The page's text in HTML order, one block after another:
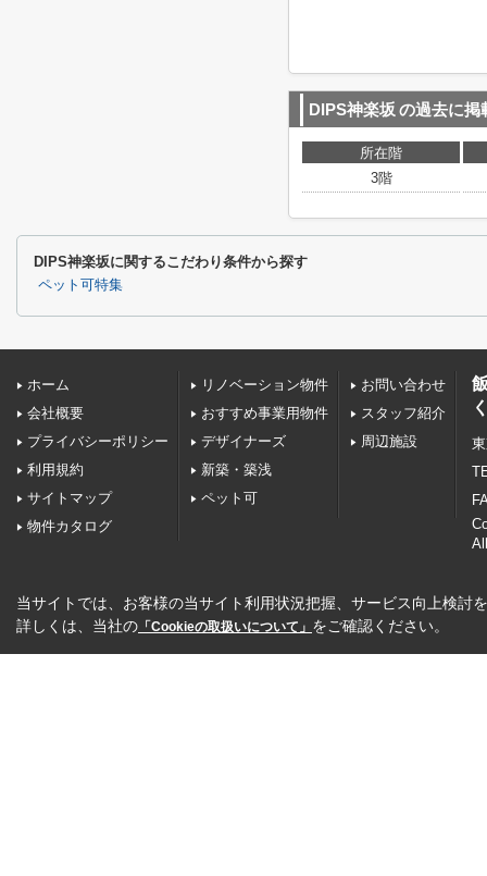
DIPS神楽坂 の過去に掲
所在階
3階
DIPS神楽坂に関するこだわり条件から探す
ペット可特集
ホーム
会社概要
プライバシーポリシー
利用規約
サイトマップ
物件カタログ
リノベーション物件
おすすめ事業用物件
デザイナーズ
新築・築浅
ペット可
お問い合わせ
スタッフ紹介
周辺施設
当サイトでは、お客様の当サイト利用状況把握、サービス向上検討
詳しくは、当社の 「Cookieの取扱いについて」 をご確認ください。